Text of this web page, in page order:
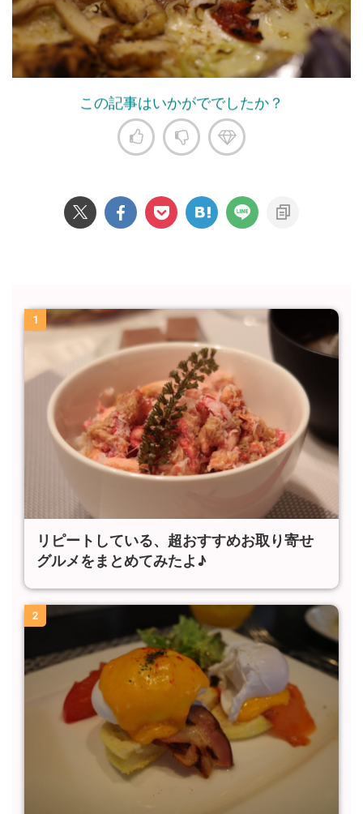
この記事はいかがででしたか？
1
リピートしている、超おすすめお取り寄せ
グルメをまとめてみたよ♪
2